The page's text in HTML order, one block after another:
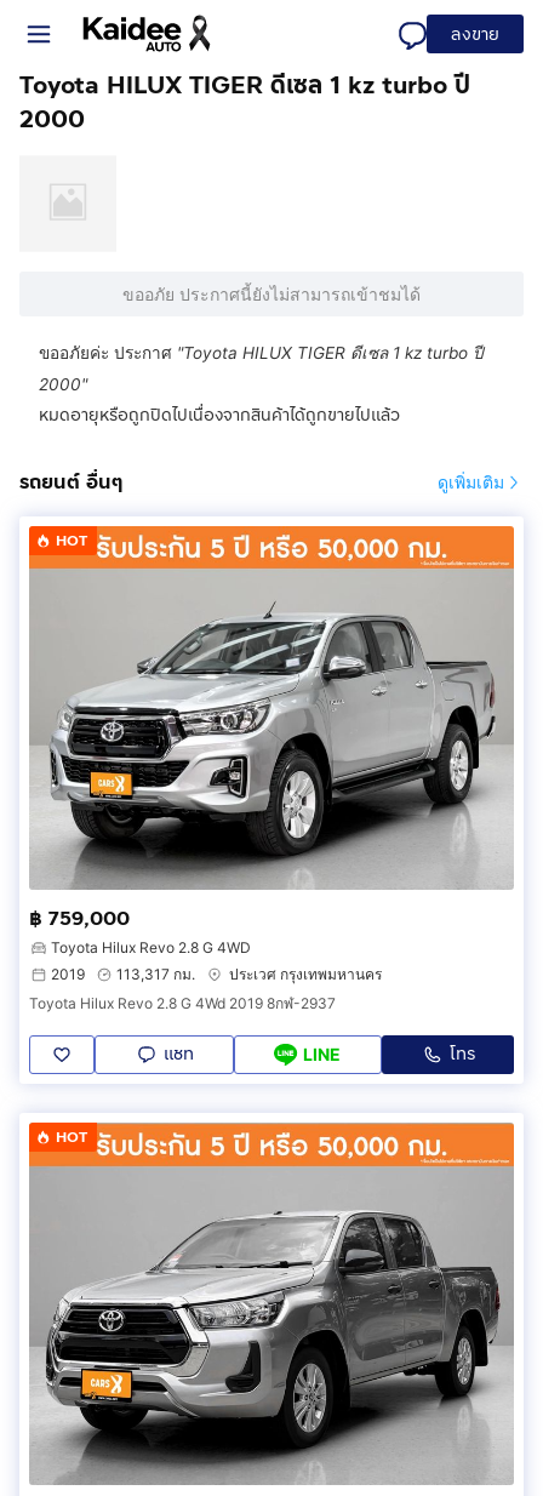
ลงขาย
Toyota HILUX TIGER ดีเซล 1 kz turbo ปี
2000
ขออภัย ประกาศนี้ยังไม่สามารถเข้าชมได้
ขออภัยค่ะ ประกาศ "Toyota HILUX TIGER ดีเซล 1 kz turbo ปี
2000"
หมดอายุหรือถูกปิดไปเนื่องจากสินค้าได้ถูกขายไปแล้ว
รถยนต์ อื่นๆ ดูเพิ่มเติม
HOT
฿ 759,000
Toyota Hilux Revo 2.8 G 4WD
2019
113,317 กม.
ประเวศ กรุงเทพมหานคร
Toyota Hilux Revo 2.8 G 4Wd 2019 8กฬ-2937
แชท LINE โทร
HOT